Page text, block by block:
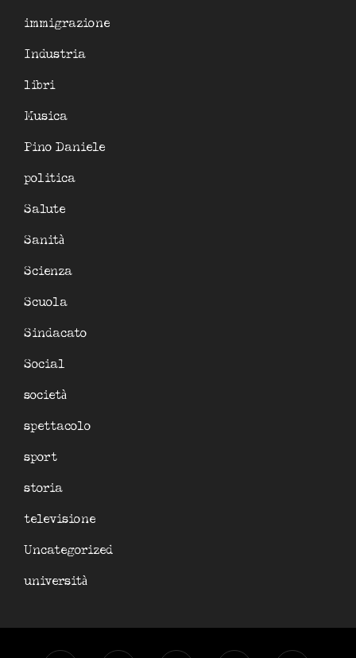
immigrazione
Industria
libri
Musica
Pino Daniele
politica
Salute
Sanità
Scienza
Scuola
Sindacato
Social
società
spettacolo
sport
storia
televisione
Uncategorized
università